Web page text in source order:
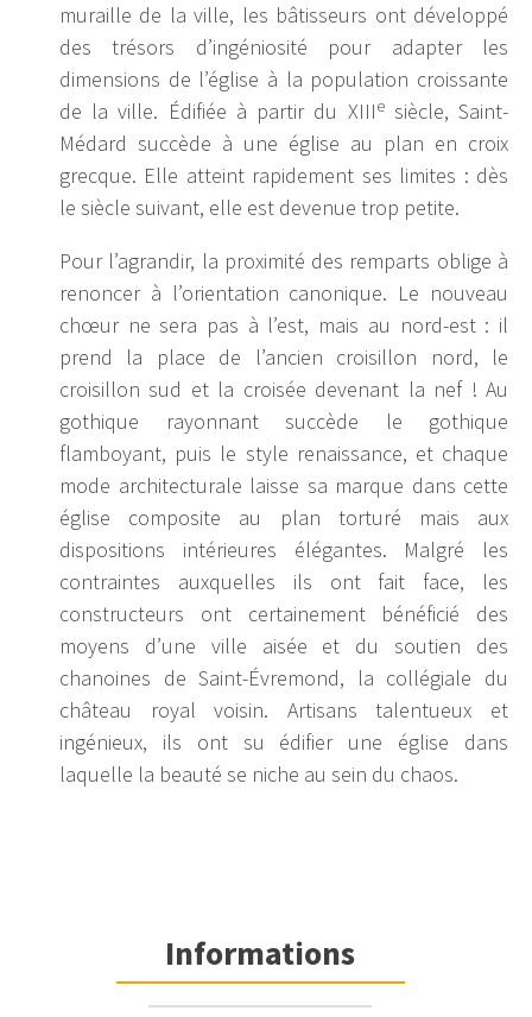
muraille de la ville, les bâtisseurs ont développé
des trésors d’ingéniosité pour adapter les
dimensions de l’église à la population croissante
de la ville. Édifiée à partir du XIIIesiècle, Saint-
Médard succède à une église au plan en croix
grecque. Elle atteint rapidement ses limites : dès
le siècle suivant, elle est devenue trop petite.
Pour l’agrandir, la proximité des remparts oblige à
renoncer à l’orientation canonique. Le nouveau
chœur ne sera pas à l’est, mais au nord-est : il
prend la place de l’ancien croisillon nord, le
croisillon sud et la croisée devenant la nef ! Au
gothique rayonnant succède le gothique
flamboyant, puis le style renaissance, et chaque
mode architecturale laisse sa marque dans cette
église composite au plan torturé mais aux
dispositions intérieures élégantes. Malgré les
contraintes auxquelles ils ont fait face, les
constructeurs ont certainement bénéficié des
moyens d’une ville aisée et du soutien des
chanoines de Saint-Évremond, la collégiale du
château royal voisin. Artisans talentueux et
ingénieux, ils ont su édifier une église dans
laquelle la beauté se niche au sein du chaos.
Informations